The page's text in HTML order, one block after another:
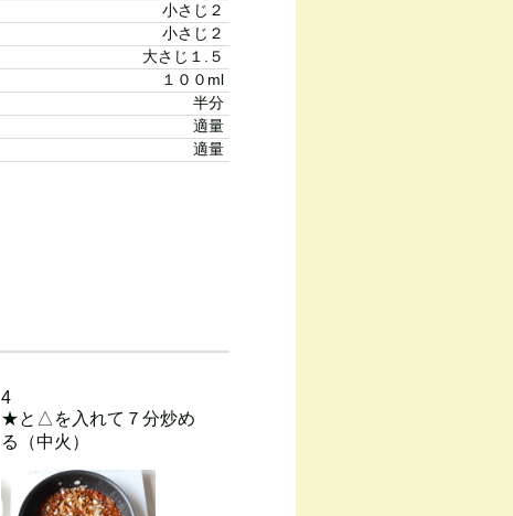
小さじ２
小さじ２
大さじ１.５
１００ml
半分
適量
適量
4
★と△を入れて７分炒め
る（中火）